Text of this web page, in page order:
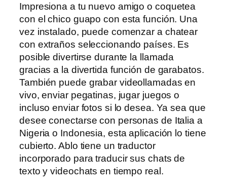
Impresiona a tu nuevo amigo o coquetea
con el chico guapo con esta función. Una
vez instalado, puede comenzar a chatear
con extraños seleccionando países. Es
posible divertirse durante la llamada
gracias a la divertida función de garabatos.
También puede grabar videollamadas en
vivo, enviar pegatinas, jugar juegos o
incluso enviar fotos si lo desea. Ya sea que
desee conectarse con personas de Italia a
Nigeria o Indonesia, esta aplicación lo tiene
cubierto. Ablo tiene un traductor
incorporado para traducir sus chats de
texto y videochats en tiempo real.